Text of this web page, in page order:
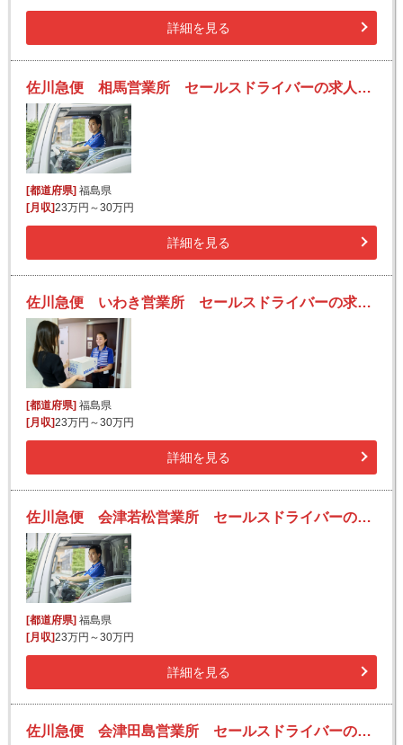
詳細を見る
佐川急便 相馬営業所 セールスドライバーの求人！安定収入と働きがい！大手の佐川急便で長期的に活躍できるチャンス♪
[都道府県]福島県
[月収]23万円～30万円
詳細を見る
佐川急便 いわき営業所 セールスドライバーの求人！安定収入と働きがい！大手の佐川急便で長期的に活躍できるチャンス♪
[都道府県]福島県
[月収]23万円～30万円
詳細を見る
佐川急便 会津若松営業所 セールスドライバーの求人！安定収入と働きがい！大手の佐川急便で長期的に活躍できるチャンス♪
[都道府県]福島県
[月収]23万円～30万円
詳細を見る
佐川急便 会津田島営業所 セールスドライバーの求人！安定収入と働きがい！大手の佐川急便で長期的に活躍できるチャンス♪